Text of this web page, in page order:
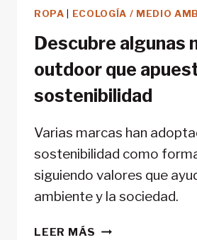
ROPA ECOLOGÍA / MEDIO
Descubre algunas
outdoor que
sostenibilidad
Varias marcas han
sostenibilidad como
siguiendo valores que
ambiente y la sociedad.
LEER MÁS DESCUBRE